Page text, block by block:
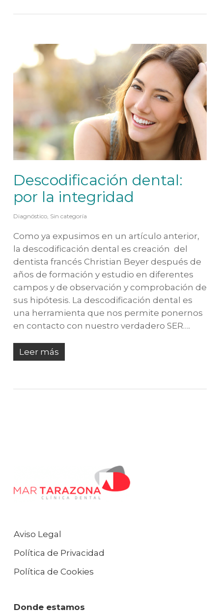
Descodificación dental:
por la integridad
Diagnóstico, Sin categoría
Como ya expusimos en un artículo anterior,
la descodificación dental es creación del
dentista francés Christian Beyer después de
años de formación y estudio en diferentes
campos y de observación y comprobación de
sus hipótesis. La descodificación dental es
una herramienta que nos permite ponernos
en contacto con nuestro verdadero SER….
Leer más
Aviso Legal
Política de Privacidad
Política de Cookies
Donde estamos